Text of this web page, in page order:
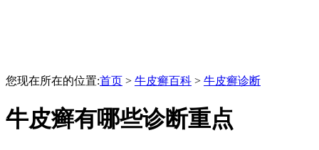
您现在所在的位置:首页 > 牛皮癣百科 > 牛皮癣诊断
牛皮癣有哪些诊断重点